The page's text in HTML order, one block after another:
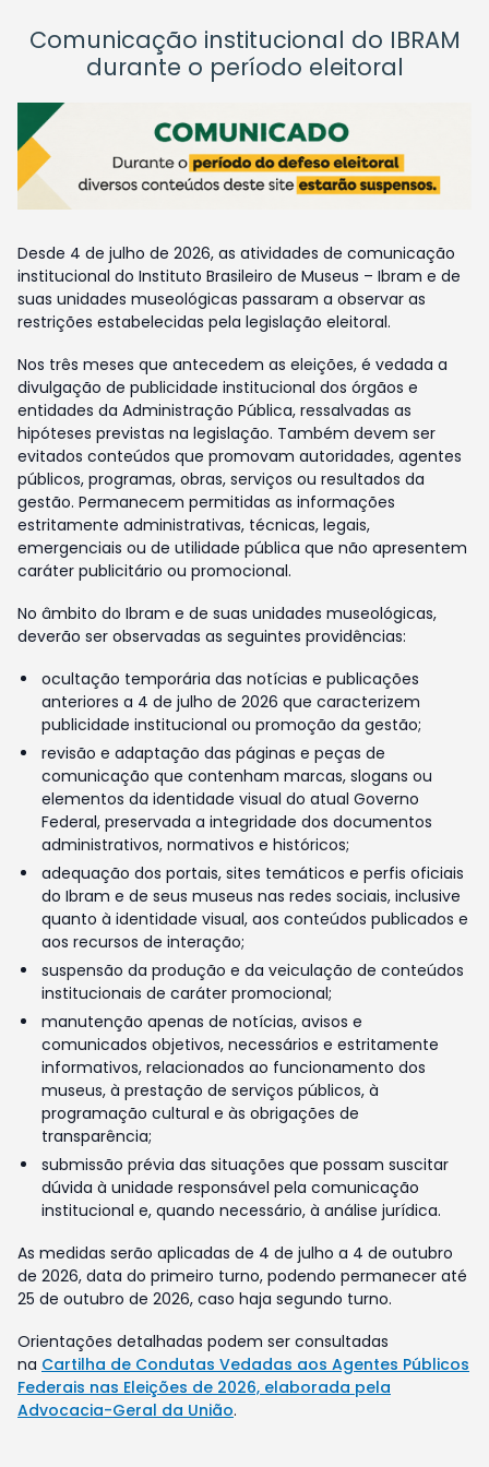
Comunicação institucional do IBRAM
durante o período eleitoral
Desde 4 de julho de 2026, as atividades de comunicação
institucional do Instituto Brasileiro de Museus – Ibram e de
suas unidades museológicas passaram a observar as
restrições estabelecidas pela legislação eleitoral.
Nos três meses que antecedem as eleições, é vedada a
divulgação de publicidade institucional dos órgãos e
entidades da Administração Pública, ressalvadas as
hipóteses previstas na legislação. Também devem ser
evitados conteúdos que promovam autoridades, agentes
públicos, programas, obras, serviços ou resultados da
gestão. Permanecem permitidas as informações
estritamente administrativas, técnicas, legais,
emergenciais ou de utilidade pública que não apresentem
caráter publicitário ou promocional.
No âmbito do Ibram e de suas unidades museológicas,
deverão ser observadas as seguintes providências:
ocultação temporária das notícias e publicações
anteriores a 4 de julho de 2026 que caracterizem
publicidade institucional ou promoção da gestão;
revisão e adaptação das páginas e peças de
comunicação que contenham marcas, slogans ou
elementos da identidade visual do atual Governo
Federal, preservada a integridade dos documentos
administrativos, normativos e históricos;
adequação dos portais, sites temáticos e perfis oficiais
do Ibram e de seus museus nas redes sociais, inclusive
quanto à identidade visual, aos conteúdos publicados e
aos recursos de interação;
suspensão da produção e da veiculação de conteúdos
institucionais de caráter promocional;
manutenção apenas de notícias, avisos e
comunicados objetivos, necessários e estritamente
informativos, relacionados ao funcionamento dos
museus, à prestação de serviços públicos, à
programação cultural e às obrigações de
transparência;
submissão prévia das situações que possam suscitar
dúvida à unidade responsável pela comunicação
institucional e, quando necessário, à análise jurídica.
As medidas serão aplicadas de 4 de julho a 4 de outubro
de 2026, data do primeiro turno, podendo permanecer até
25 de outubro de 2026, caso haja segundo turno.
Orientações detalhadas podem ser consultadas
na Cartilha de Condutas Vedadas aos Agentes Públicos
Federais nas Eleições de 2026, elaborada pela
Advocacia-Geral da União.